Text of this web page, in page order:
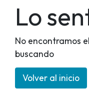
Lo
No encontramos
buscando
Volver al inicio